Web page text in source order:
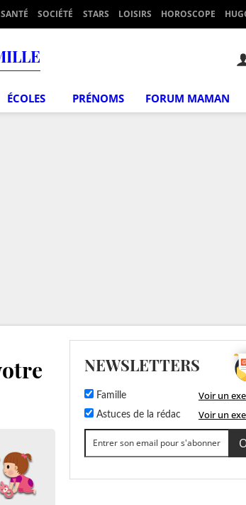
SANTÉ SOCIÉTÉ STARS LOISIRS HOROSCOPE
ÉCOLES PRÉNOMS FORUM MAMAN
NEWSLETTERS
Famille Voir un
Astuces de la rédac Voir un